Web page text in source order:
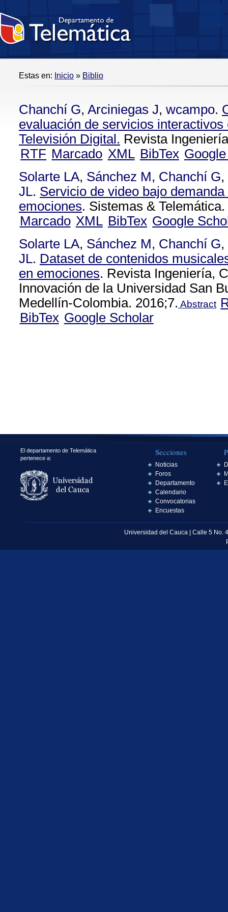
Estas en: Inicio » Biblio
Chanchí G, Arciniegas J, wcampo.
evaluación de servicios interactivos
Televisión Digital. Revista
RTF Marcado XML BibTex
Solarte LA, Sánchez M, Chanchí G,
JL. Servicio de video bajo
emociones. Sistemas &
Marcado XML BibTex Google
Solarte LA, Sánchez M, Chanchí G,
JL. Dataset de contenidos
en emociones. Revista Ingeniería,
Innovación de la Universidad San
Medellín-Colombia. 2016;7. Abstract
BibTex Google Scholar
El departamento de Telemática
pertenece a:
Secciones
Noticias
Foros
Departamento
Calendario
Convocatorias
Encuestas
Universidad del Cauca | Calle 5 No.